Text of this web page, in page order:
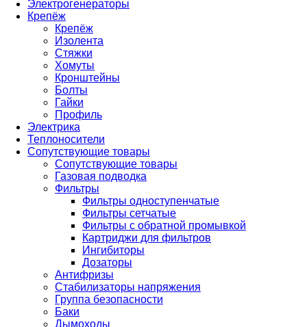
Электрогенераторы
Крепёж
Крепёж
Изолента
Стяжки
Хомуты
Кронштейны
Болты
Гайки
Профиль
Электрика
Теплоносители
Сопутствующие товары
Сопутствующие товары
Газовая подводка
Фильтры
Фильтры одноступенчатые
Фильтры сетчатые
Фильтры с обратной промывкой
Картриджи для фильтров
Ингибиторы
Дозаторы
Антифризы
Стабилизаторы напряжения
Группа безопасности
Баки
Дымоходы